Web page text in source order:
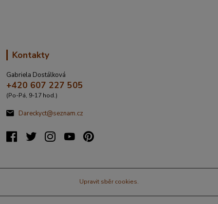
Kontakty
Gabriela Dostálková
+420 607 227 505
(Po-Pá, 9-17 hod.)
Dareckyct@seznam.cz
Upravit sběr cookies.